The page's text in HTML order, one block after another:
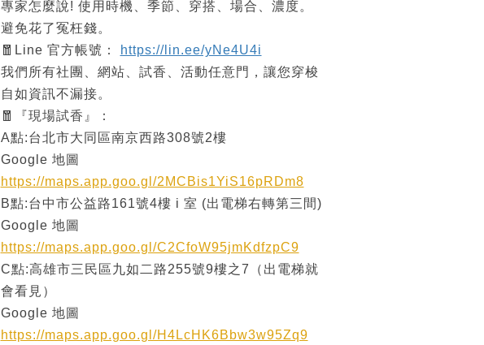
專家怎麼說! 使用時機、季節、穿搭、場合、濃度。
避免花了冤枉錢。
🧧Line 官方帳號：
https://lin.ee/yNe4U4i
我們所有社團、網站、試香、活動任意門，讓您穿梭
自如資訊不漏接。
🧧『現場試香』：
A點:台北市大同區南京西路308號2樓
Google 地圖
https://maps.app.goo.gl/2MCBis1YiS16pRDm8
B點:台中市公益路161號4樓 i 室 (出電梯右轉第三間)
Google 地圖
https://maps.app.goo.gl/C2CfoW95jmKdfzpC9
C點:高雄市三民區九如二路255號9樓之7（出電梯就
會看見）
Google 地圖
https://maps.app.goo.gl/H4LcHK6Bbw3w95Zq9